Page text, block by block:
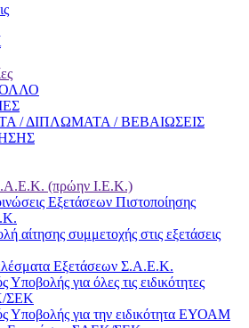
/ ΔΙΠΛΩΜΑΤΑ / ΒΕΒΑΙΩΣΕΙΣ
(πρώην Ι.Ε.Κ.)
Εξετάσεων Πιστοποίησης
αίτησης συμμετοχής στις εξετάσεις
Εξετάσεων Σ.Α.Ε.Κ.
Υποβολής για όλες τις ειδικότητες
ΣΕΚ
Υποβολής για την ειδικότητα ΕΥΟΑΜ